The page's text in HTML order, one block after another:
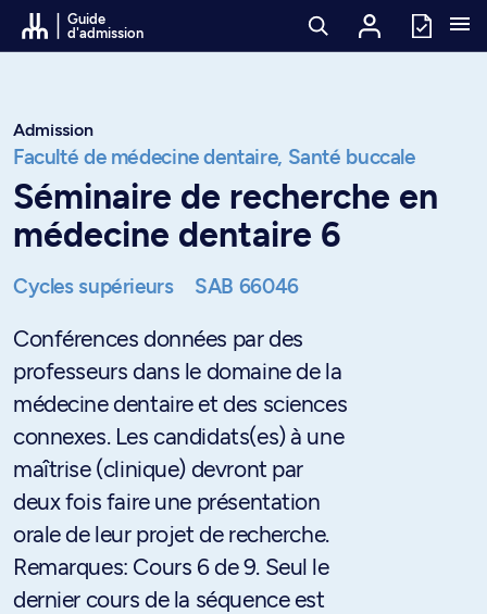
Passer au contenu
Guide
d'admission
Admission
Faculté de médecine dentaire, Santé buccale
Séminaire de recherche en
médecine dentaire 6
Cycles supérieurs SAB 66046
Conférences données par des
professeurs dans le domaine de la
médecine dentaire et des sciences
connexes. Les candidats(es) à une
maîtrise (clinique) devront par
deux fois faire une présentation
orale de leur projet de recherche.
Remarques: Cours 6 de 9. Seul le
dernier cours de la séquence est